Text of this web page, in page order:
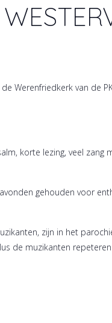
Werenfriedkerk van de
korte lezing, veel
gehouden voor
zijn in het
de muzikanten